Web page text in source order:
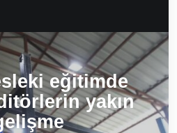
eğitimde
yakın